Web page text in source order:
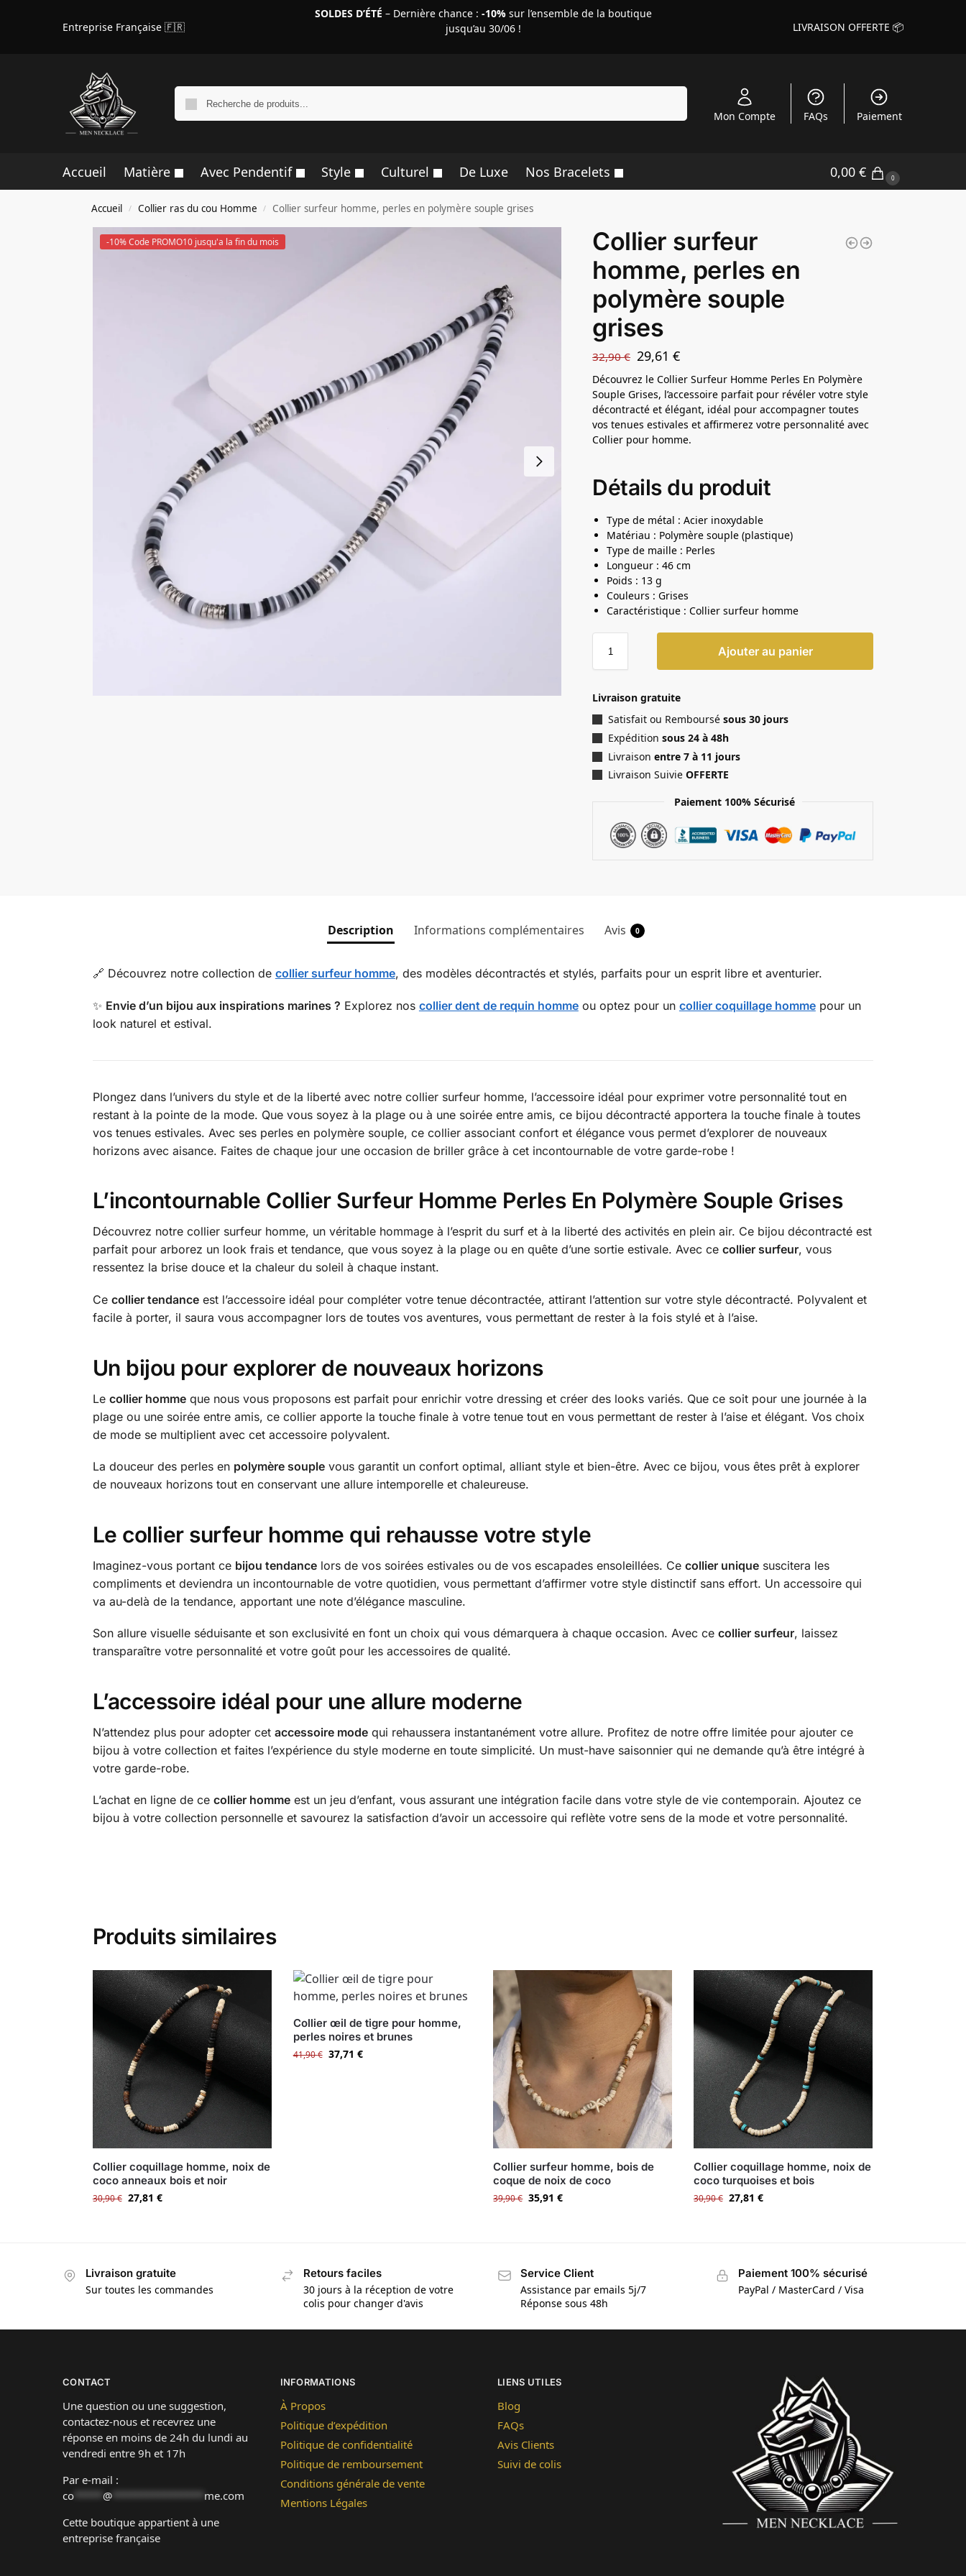
Entreprise Française 🇫🇷
SOLDES D’ÉTÉ – Dernière chance : -10%sur l’ensemble de la boutique
jusqu’au 30/06 !
LIVRAISON OFFERTE 📦
Mon Compte FAQs Paiement
Accueil Matière Avec Pendentif Style Culturel De Luxe Nos Bracelets 0,00 € 0
Accueil / Collier ras du cou Homme / Collier surfeur homme, perles en polymère souple grises
-10% Code PROMO10 jusqu'a la fin du mois
Collier surfeur
homme, perles en
polymère souple
grises
32,90€ 29,61€
Découvrez le Collier Surfeur Homme Perles En Polymère
Souple Grises, l’accessoire parfait pour révéler votre style
décontracté et élégant, idéal pour accompagner toutes
vos tenues estivales et affirmerez votre personnalité avec
Collier pour homme.
Détails du produit
Type de métal : Acier inoxydable
Matériau : Polymère souple (plastique)
Type de maille : Perles
Longueur : 46 cm
Poids : 13 g
Couleurs : Grises
Caractéristique : Collier surfeur homme
Ajouter au panier
Livraison gratuite
Satisfait ou Remboursésous 30 jours
Expédition sous 24 à 48h
Livraisonentre 7 à 11 jours
Livraison SuivieOFFERTE
Paiement 100% Sécurisé
Description Informations complémentaires Avis 0
🔗 Découvrez notre collection de collier surfeur homme, des modèles décontractés et stylés, parfaits pour un esprit libre et aventurier.
✨ Envie d’un bijou aux inspirations marines ? Explorez nos collier dent de requin hommeou optez pour un collier coquillage hommepour un
look naturel et estival.
Plongez dans l’univers du style et de la liberté avec notre collier surfeur homme, l’accessoire idéal pour exprimer votre personnalité tout en
restant à la pointe de la mode. Que vous soyez à la plage ou à une soirée entre amis, ce bijou décontracté apportera la touche finale à toutes
vos tenues estivales. Avec ses perles en polymère souple, ce collier associant confort et élégance vous permet d’explorer de nouveaux
horizons avec aisance. Faites de chaque jour une occasion de briller grâce à cet incontournable de votre garde-robe !
L’incontournable Collier Surfeur Homme Perles En Polymère Souple Grises
Découvrez notre collier surfeur homme, un véritable hommage à l’esprit du surf et à la liberté des activités en plein air. Ce bijou décontracté est
parfait pour arborez un look frais et tendance, que vous soyez à la plage ou en quête d’une sortie estivale. Avec ce collier surfeur, vous
ressentez la brise douce et la chaleur du soleil à chaque instant.
Ce collier tendanceest l’accessoire idéal pour compléter votre tenue décontractée, attirant l’attention sur votre style décontracté. Polyvalent et
facile à porter, il saura vous accompagner lors de toutes vos aventures, vous permettant de rester à la fois stylé et à l’aise.
Un bijou pour explorer de nouveaux horizons
Le collier hommeque nous vous proposons est parfait pour enrichir votre dressing et créer des looks variés. Que ce soit pour une journée à la
plage ou une soirée entre amis, ce collier apporte la touche finale à votre tenue tout en vous permettant de rester à l’aise et élégant. Vos choix
de mode se multiplient avec cet accessoire polyvalent.
La douceur des perles en polymère souplevous garantit un confort optimal, alliant style et bien-être. Avec ce bijou, vous êtes prêt à explorer
de nouveaux horizons tout en conservant une allure intemporelle et chaleureuse.
Le collier surfeur homme qui rehausse votre style
Imaginez-vous portant ce bijou tendancelors de vos soirées estivales ou de vos escapades ensoleillées. Ce collier uniquesuscitera les
compliments et deviendra un incontournable de votre quotidien, vous permettant d’affirmer votre style distinctif sans effort. Un accessoire qui
va au-delà de la tendance, apportant une note d’élégance masculine.
Son allure visuelle séduisante et son exclusivité en font un choix qui vous démarquera à chaque occasion. Avec ce collier surfeur, laissez
transparaître votre personnalité et votre goût pour les accessoires de qualité.
L’accessoire idéal pour une allure moderne
N’attendez plus pour adopter cet accessoire modequi rehaussera instantanément votre allure. Profitez de notre offre limitée pour ajouter ce
bijou à votre collection et faites l’expérience du style moderne en toute simplicité. Un must-have saisonnier qui ne demande qu’à être intégré à
votre garde-robe.
L’achat en ligne de ce collier hommeest un jeu d’enfant, vous assurant une intégration facile dans votre style de vie contemporain. Ajoutez ce
bijou à votre collection personnelle et savourez la satisfaction d’avoir un accessoire qui reflète votre sens de la mode et votre personnalité.
Produits similaires
Collier coquillage homme, noix de
coco anneaux bois et noir
30,90€ 27,81 €
Collier œil de tigre pour homme,
perles noires et brunes
41,90€ 37,71 €
Collier surfeur homme, bois de
coque de noix de coco
39,90€ 35,91€
Collier coquillage homme, noix de
coco turquoises et bois
30,90€ 27,81€
Livraison gratuite
Sur toutes les commandes
Retours faciles
30 jours à la réception de votre
colis pour changer d'avis
Service Client
Assistance par emails 5j/7
Réponse sous 48h
Paiement 100% sécurisé
PayPal / MasterCard / Visa
CONTACT
Une question ou une suggestion,
contactez-nous et recevrez une
réponse en moins de 24h du lundi au
vendredi entre 9h et 17h
Par e-mail :
co
@
me.com
Cette boutique appartient à une
entreprise française
INFORMATIONS
À Propos
Politique d’expédition
Politique de confidentialité
Politique de remboursement
Conditions générale de vente
Mentions Légales
LIENS UTILES
Blog
FAQs
Avis Clients
Suivi de colis